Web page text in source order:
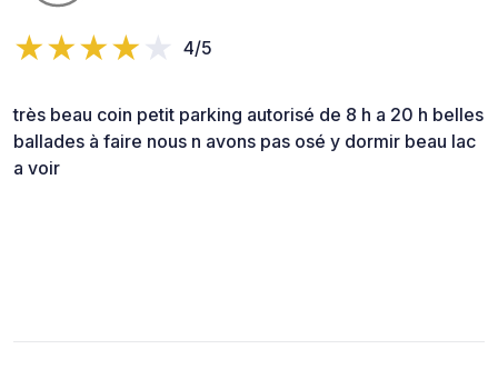
4/5
très beau coin petit parking autorisé de 8 h a 20 h belles
ballades à faire nous n avons pas osé y dormir beau lac
a voir